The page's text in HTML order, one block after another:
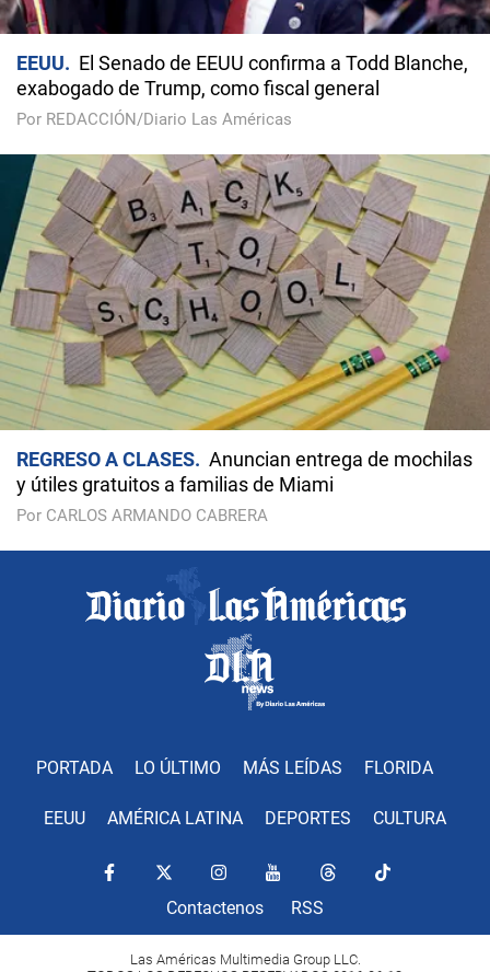
EEUU
El Senado de EEUU confirma a Todd Blanche,
exabogado de Trump, como fiscal general
Por REDACCIÓN/Diario Las Américas
REGRESO A CLASES
Anuncian entrega de mochilas
y útiles gratuitos a familias de Miami
Por CARLOS ARMANDO CABRERA
PORTADA LO ÚLTIMO MÁS LEÍDAS FLORIDA
EEUU AMÉRICA LATINA DEPORTES CULTURA
Contactenos RSS
Las Américas Multimedia Group LLC.